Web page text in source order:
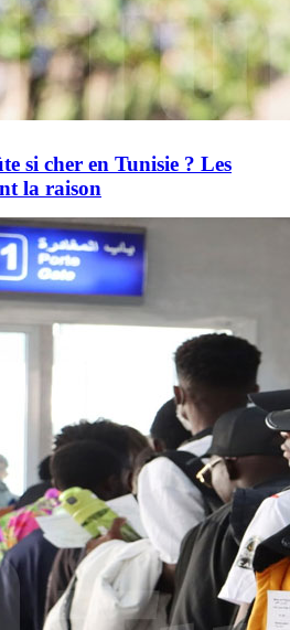
si cher en Tunisie ? Les
la raison